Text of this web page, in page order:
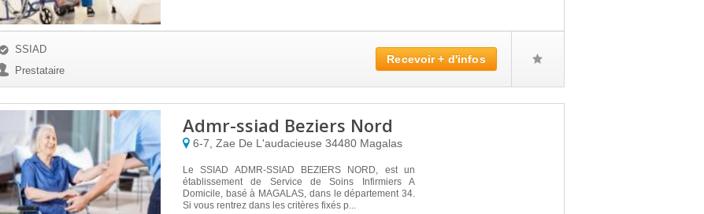
SSIAD
Prestataire
Recevoir + d'infos
Admr-ssiad Beziers Nord
6-7, Zae De L'audacieuse 34480 Magalas
Le SSIAD ADMR-SSIAD BEZIERS NORD, est un
établissement de Service de Soins Infirmiers A
Domicile, basé à MAGALAS, dans le département 34.
Si vous rentrez dans les critères fixés p...